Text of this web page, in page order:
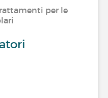
per le